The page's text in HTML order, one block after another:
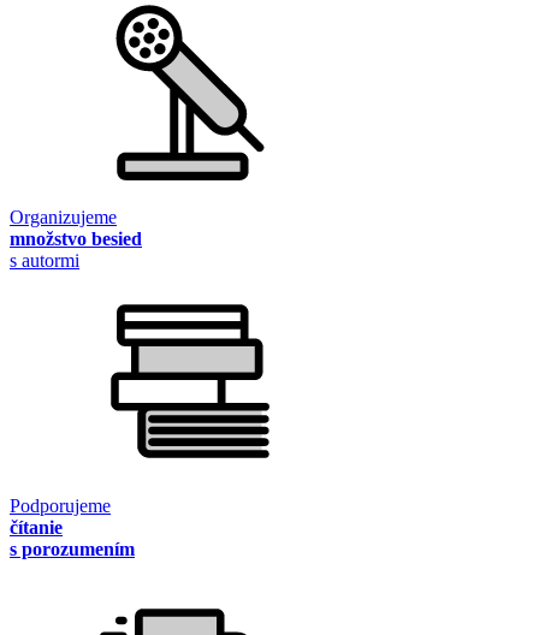
Organizujeme
množstvo besied
s autormi
Podporujeme
čítanie
s porozumením